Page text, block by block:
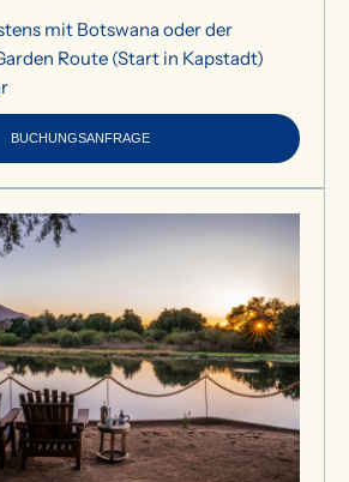
mit Botswana oder der
Route (Start in Kapstadt)
BUCHUNGSANFRAGE